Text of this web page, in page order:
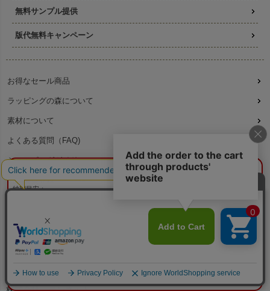
概算合計 ¥0 閉じる
納期目安：—
本体色：
印刷位置：選択してください
印刷色：—
本体代：¥0
印刷代：¥0
無料サンプル提供
版代無料キャンペーン
お得なセール商品
ラッピングの森について
素材について
よくある質問（FAQ)
ショッピングガイド
新規会員登録
プライバシーポリシー
不織布ガイド｜選び方・使い方記事まとめ